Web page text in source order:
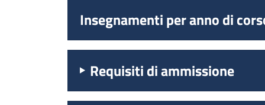
Insegnamenti per anno di
Requisiti di ammissione